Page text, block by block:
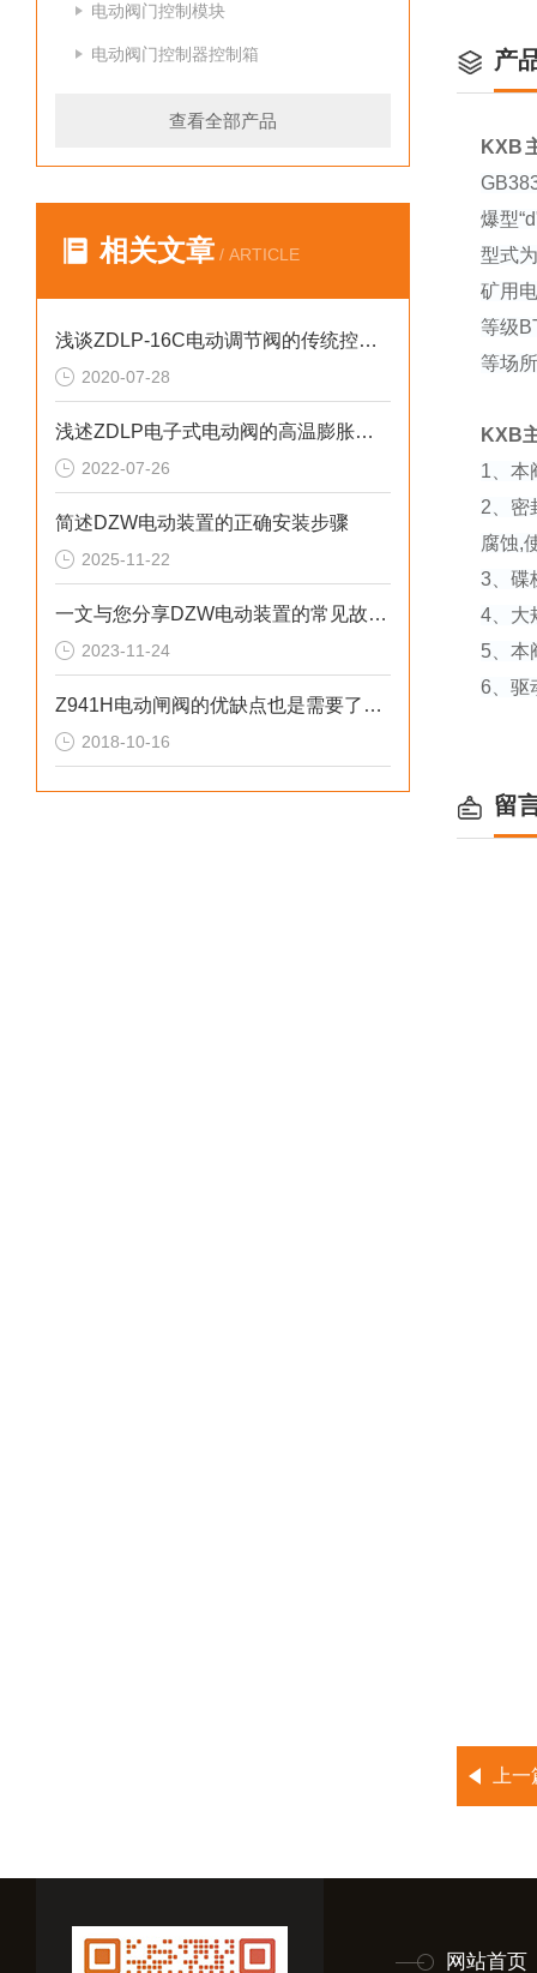
电动阀门控制模块
电动阀门控制器控制箱
查看全部产品
相关文章 / ARTICLE
浅谈ZDLP-16C电动调节阀的传统控制方式
2020-07-28
浅述ZDLP电子式电动阀的高温膨胀问题
2022-07-26
简述DZW电动装置的正确安装步骤
2025-11-22
一文与您分享DZW电动装置的常见故障解决方法
2023-11-24
Z941H电动闸阀的优缺点也是需要了解的
2018-10-16
产
KXB
爆型
型式
矿用
等级
等场
KXB
1、本
2、密
腐蚀,
3、碟
4、大
5、本
6、驱
留
上
网站首页